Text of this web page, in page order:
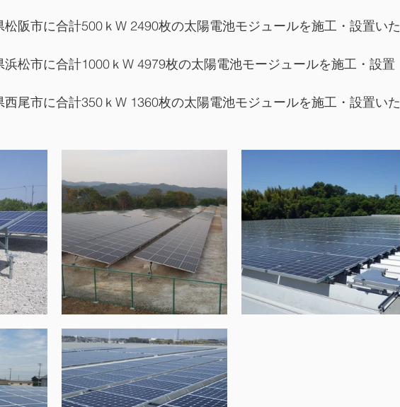
阪市に合計500ｋW 2490枚の太陽電池モジュールを施工・設置いた
松市に合計1000ｋW 4979枚の太陽電池モージュールを施工・設置
尾市に合計350ｋW 1360枚の太陽電池モジュールを施工・設置いた